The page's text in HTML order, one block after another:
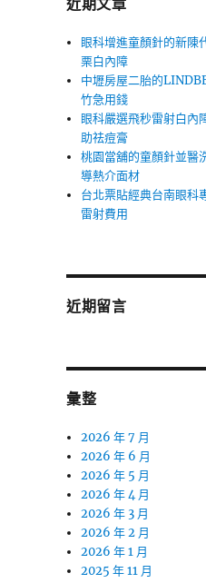
近期文章
眼科增進童顏針的新陳
栗白內障
中壢房屋二胎的
竹急用錢
眼科嚴選飛秒雷射白內
助祛痘膏
桃園當舖的童顏針並醫
導熱介面材
台北票貼經典台南眼科
雷射費用
近期留言
彙整
2026 年 7 月
2026 年 6 月
2026 年 5 月
2026 年 4 月
2026 年 3 月
2026 年 2 月
2026 年 1 月
2025 年 11 月